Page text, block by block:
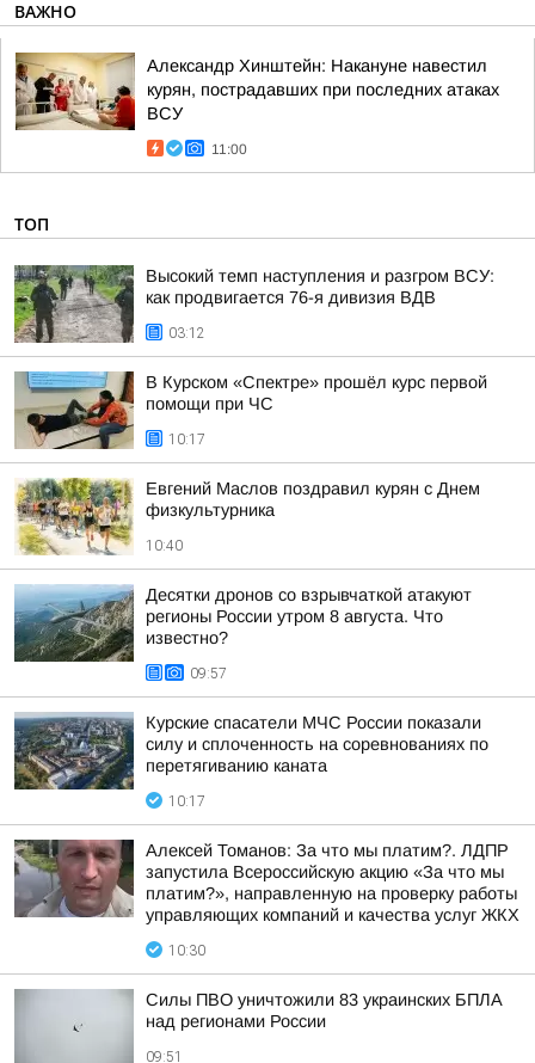
ВАЖНО
Александр Хинштейн: Накануне навестил
курян, пострадавших при последних атаках
ВСУ
11:00
ТОП
Высокий темп наступления и разгром ВСУ:
как продвигается 76-я дивизия ВДВ
03:12
В Курском «Спектре» прошёл курс первой
помощи при ЧС
10:17
Евгений Маслов поздравил курян с Днем
физкультурника
10:40
Десятки дронов со взрывчаткой атакуют
регионы России утром 8 августа. Что
известно?
09:57
Курские спасатели МЧС России показали
силу и сплоченность на соревнованиях по
перетягиванию каната
10:17
Алексей Томанов: За что мы платим?. ЛДПР
запустила Всероссийскую акцию «За что мы
платим?», направленную на проверку работы
управляющих компаний и качества услуг ЖКХ
10:30
Силы ПВО уничтожили 83 украинских БПЛА
над регионами России
09:51